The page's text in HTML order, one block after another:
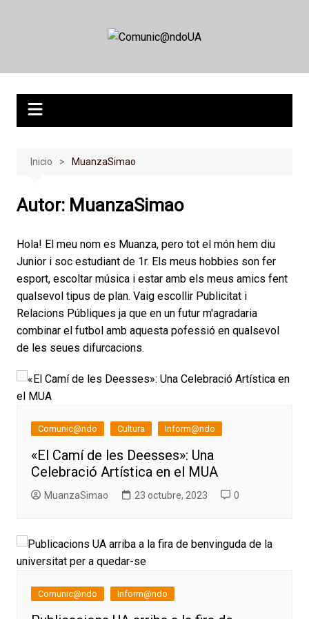
Inicio MuanzaSimao
Autor: MuanzaSimao
Hola! El meu nom es Muanza, pero tot el món hem diu
Junior i soc estudiant de 1r. Els meus hobbies son fer
esport, escoltar música i estar amb els meus amics fent
qualsevol tipus de plan. Vaig escollir Publicitat i
Relacions Públiques ja que en un futur m'agradaria
combinar el futbol amb aquesta pofessió en qualsevol
de les seues difurcacions.
Comunic@ndo Cultura Inform@ndo
«El Camí de les Deesses»: Una
Celebració Artística en el MUA
MuanzaSimao 23 octubre, 2023 0
Comunic@ndo Inform@ndo